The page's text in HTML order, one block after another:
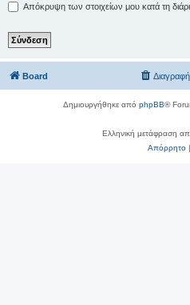
Απόκρυψη των στοιχείων μου κατά τη
Board
Δημιουργήθηκε από phpBB®
Ελληνική μετάφραση
Απόρρητο